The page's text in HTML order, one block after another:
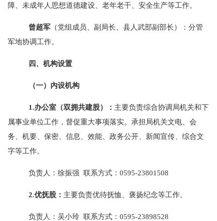
障、未成年人思想道德建设、老年老干、安全生产等工作。
曾超军（党组成员、副局长、县人武部副部长）：分管
军地协调工作。
四、机构设置
（一）内设机构
1.办公室（双拥共建股）： 主要负责综合协调局机关和下
属事业单位工作，督促重大事项落实。承担局机关文电、会
务、机要、保密、信息、效能、政务公开、新闻宣传、综合文
字等工作。
负责人：徐振强 联系方式： 0595-23801508
2.优抚股： 主要负责优待抚恤、褒扬纪念等工作。
负责人：吴小玲 联系方式： 0595-23898528